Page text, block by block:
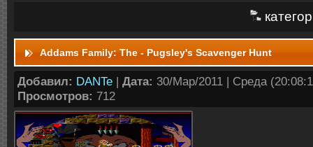
Addams Family: The - Pugsley's Scavenger Hunt
Добавил: DANTe | Дата: 30/Мар/2011 | Среда
Просмотров: 712